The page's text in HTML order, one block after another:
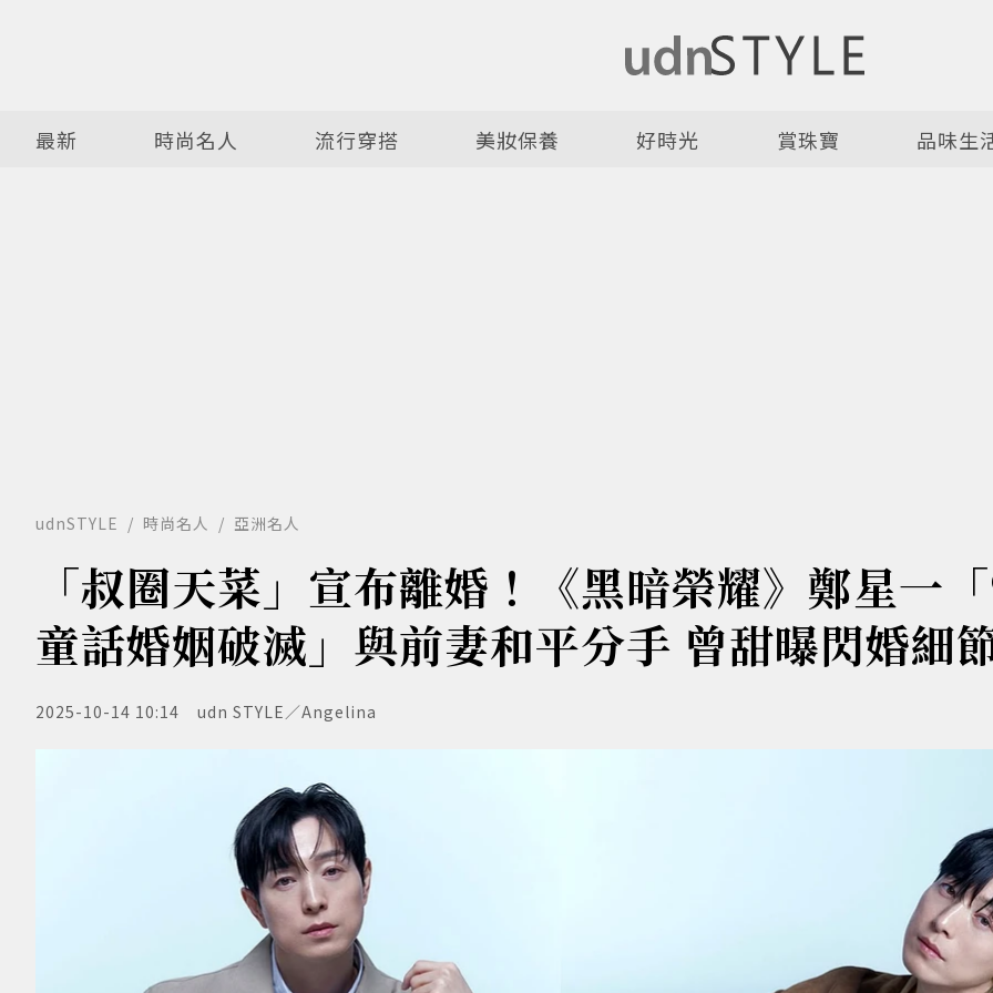
最新 時尚名人 流行穿搭 美妝保養 好時光 賞珠寶 品味生
udnSTYLE 時尚名人 亞洲名人
「叔圈天菜」宣布離婚！《黑暗榮耀》鄭星一
童話婚姻破滅」與前妻和平分手 曾甜曝閃婚細
2025-10-14 10:14 udn STYLE／Angelina